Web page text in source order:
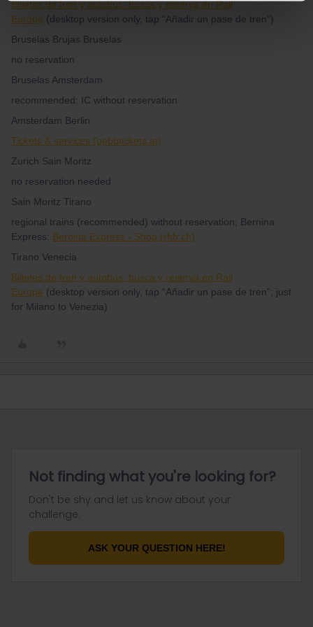
Billetes de tren y autobús: busca y reserva en Rail
Europe (desktop version only, tap “Añadir un pase de tren”)
Bruselas Brujas Bruselas
no reservation
Bruselas Amsterdam
recommended: IC without reservation
Amsterdam Berlin
Tickets & services (oebbtickets.at)
Zurich Sain Moritz
no reservation needed
Sain Moritz Tirano
regional trains (recommended) without reservation; Bernina
Express: Bernina Express - Shop (rhb.ch)
Tirano Venecia
Billetes de tren y autobús: busca y reserva en Rail
Europe (desktop version only, tap “Añadir un pase de tren”; just
for Milano to Venezia)
Not finding what you're looking for?
Don't be shy and let us know about your
challenge.
ASK YOUR QUESTION HERE!